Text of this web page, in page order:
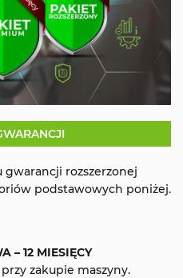
rozszerzonej
podstawowych poniżej.
– 12 MIESIĘCY
zakupie maszyny.